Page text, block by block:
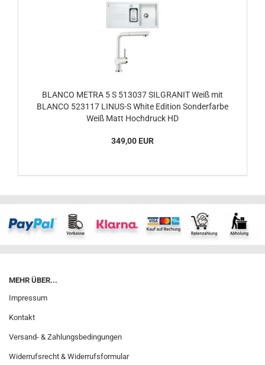
BLANCO METRA 5 S 513037 SILGRANIT Weiß mit
BLANCO 523117 LINUS-S White Edition Sonderfarbe
Weiß Matt Hochdruck HD
349,00 EUR
MEHR ÜBER...
Impressum
Kontakt
Versand- & Zahlungsbedingungen
Widerrufsrecht & Widerrufsformular